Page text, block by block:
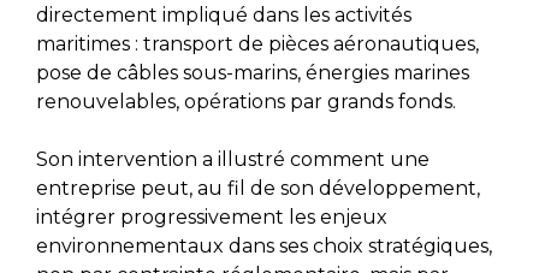
directement impliqué dans les activités
maritimes : transport de pièces aéronautiques,
pose de câbles sous-marins, énergies marines
renouvelables, opérations par grands fonds.
Son intervention a illustré comment une
entreprise peut, au fil de son développement,
intégrer progressivement les enjeux
environnementaux dans ses choix stratégiques,